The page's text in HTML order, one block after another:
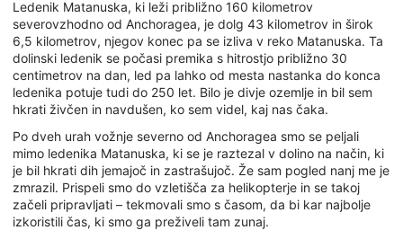
Ledenik Matanuska, ki leži približno 160 kilometrov
severovzhodno od Anchoragea, je dolg 43 kilometrov in širok
6,5 kilometrov, njegov konec pa se izliva v reko Matanuska. Ta
dolinski ledenik se počasi premika s hitrostjo približno 30
centimetrov na dan, led pa lahko od mesta nastanka do konca
ledenika potuje tudi do 250 let. Bilo je divje ozemlje in bil sem
hkrati živčen in navdušen, ko sem videl, kaj nas čaka.
Po dveh urah vožnje severno od Anchoragea smo se peljali
mimo ledenika Matanuska, ki se je raztezal v dolino na način, ki
je bil hkrati dih jemajoč in zastrašujoč. Že sam pogled nanj me je
zmrazil. Prispeli smo do vzletišča za helikopterje in se takoj
začeli pripravljati – tekmovali smo s časom, da bi kar najbolje
izkoristili čas, ki smo ga preživeli tam zunaj.